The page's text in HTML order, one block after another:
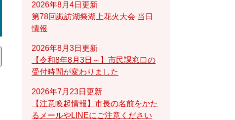
2026年8月4日更新
第78回諏訪湖祭湖上花火大会 当日
情報
2026年8月3日更新
【令和8年8月3日～】市民課窓口の
受付時間が変わりました
2026年7月23日更新
【注意喚起情報】市長の名前をかた
るメールやLINEにご注意ください